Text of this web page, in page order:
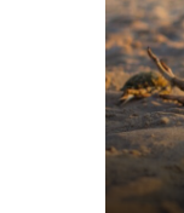
اني
حارس
شخصي